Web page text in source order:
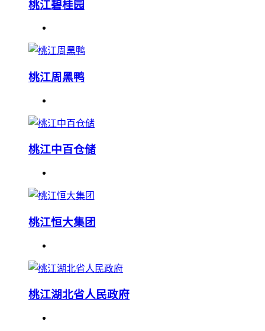
桃江碧桂园
桃江周黑鸭
桃江中百仓储
桃江恒大集团
桃江湖北省人民政府